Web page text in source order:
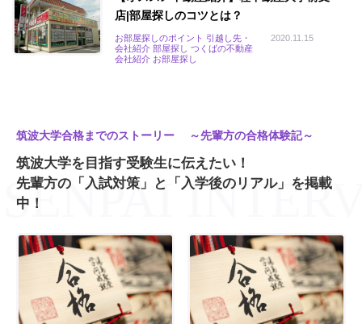
店|部屋探しのコツとは？
2020.11.15
お部屋探しのポイント 引越し先・
会社紹介 部屋探し つくばの不動産
会社紹介 お部屋探し
筑波大学合格までのストーリー ～先輩方の合格体験記～
筑波大学を目指す受験生に伝えたい！
先輩方の「入試対策」と「入学後のリアル」を掲載
中！